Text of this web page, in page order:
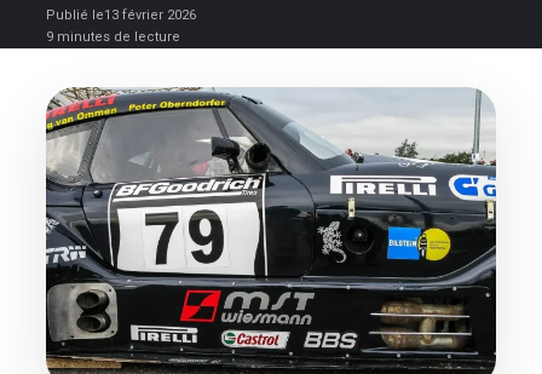
Publié le13 février 2026
9 minutes de lecture